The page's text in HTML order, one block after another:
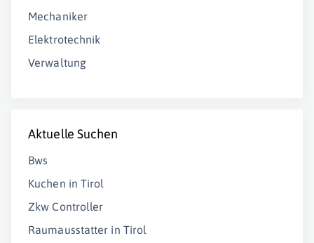
Mechaniker
Elektrotechnik
Verwaltung
Aktuelle Suchen
Bws
Kuchen in Tirol
Zkw Controller
Raumausstatter in Tirol